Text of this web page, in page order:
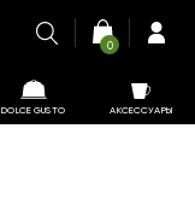
DOLCE GUSTO АКСЕССУАРЫ
0